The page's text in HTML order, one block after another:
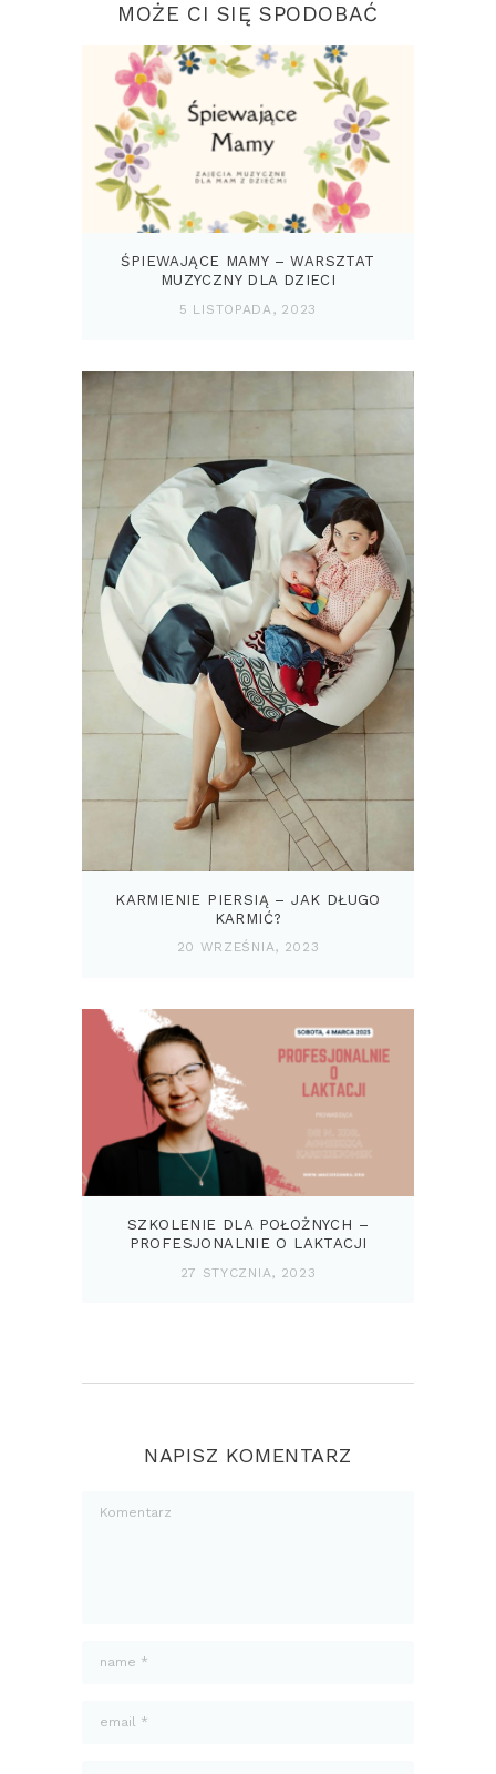
MOŻE CI SIĘ SPODOBAĆ
ŚPIEWAJĄCE MAMY – WARSZTAT
MUZYCZNY DLA DZIECI
5 LISTOPADA, 2023
KARMIENIE PIERSIĄ – JAK DŁUGO
KARMIĆ?
20 WRZEŚNIA, 2023
SZKOLENIE DLA POŁOŻNYCH –
PROFESJONALNIE O LAKTACJI
27 STYCZNIA, 2023
NAPISZ KOMENTARZ